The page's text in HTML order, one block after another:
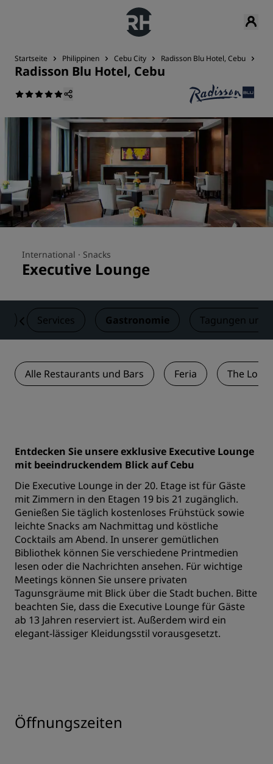
Startseite Philippinen Cebu City Radisson Blu Hotel, Cebu
Radisson Blu Hotel, Cebu
International · Snacks
Executive Lounge
Services Gastronomie Tagungen und
Alle Restaurants und Bars Feria The
Entdecken Sie unsere exklusive Executive Lounge
mit beeindruckendem Blick auf Cebu
Die Executive Lounge in der 20. Etage ist für Gäste
mit Zimmern in den Etagen 19 bis 21 zugänglich.
Genießen Sie täglich kostenloses Frühstück sowie
leichte Snacks am Nachmittag und köstliche
Cocktails am Abend. In unserer gemütlichen
Bibliothek können Sie verschiedene Printmedien
lesen oder die Nachrichten ansehen. Für wichtige
Meetings können Sie unsere privaten
Tagunsgräume mit Blick über die Stadt buchen. Bitte
beachten Sie, dass die Executive Lounge für Gäste
ab 13 Jahren reserviert ist. Außerdem wird ein
elegant-lässiger Kleidungsstil vorausgesetzt.
Öffnungszeiten